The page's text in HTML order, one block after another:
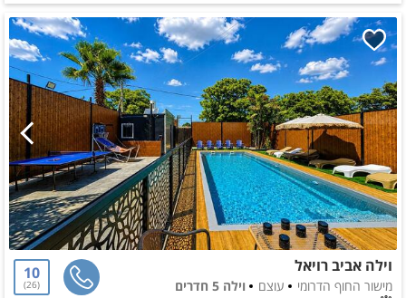
וילה אביב רויאל
מישור החוף הדרומי עוצם
וילה 5 חדרים
10
26